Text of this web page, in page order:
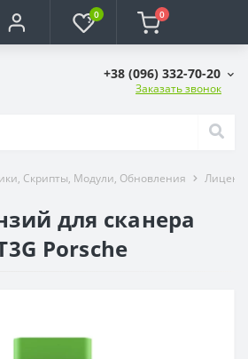
0 0
+38 (096) 332-70-20
Заказать звонок
Скрипты, Модули, Обновления
для сканера
Porsche